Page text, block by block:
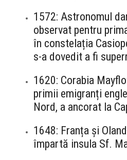
1572: Astronomul
observat pentru
în constelația
s-a dovedit a fi
1620: Corabia
primii emigranți
Nord, a ancorat la
1648: Franța și
împartă insula Sf.